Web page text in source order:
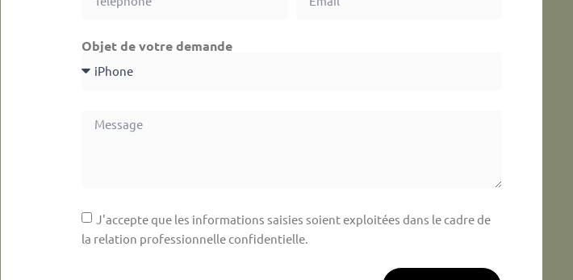
Objet de votre demande
J'accepte que les informations saisies soient exploitées dans le cadre de
la relation professionnelle confidentielle.